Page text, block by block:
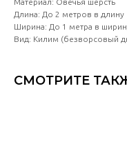
Материал: Овечья шерсть
Длина: До 2 метров в длину
Ширина: До 1 метра в
Вид: Килим (безворсовый
СМОТРИТЕ